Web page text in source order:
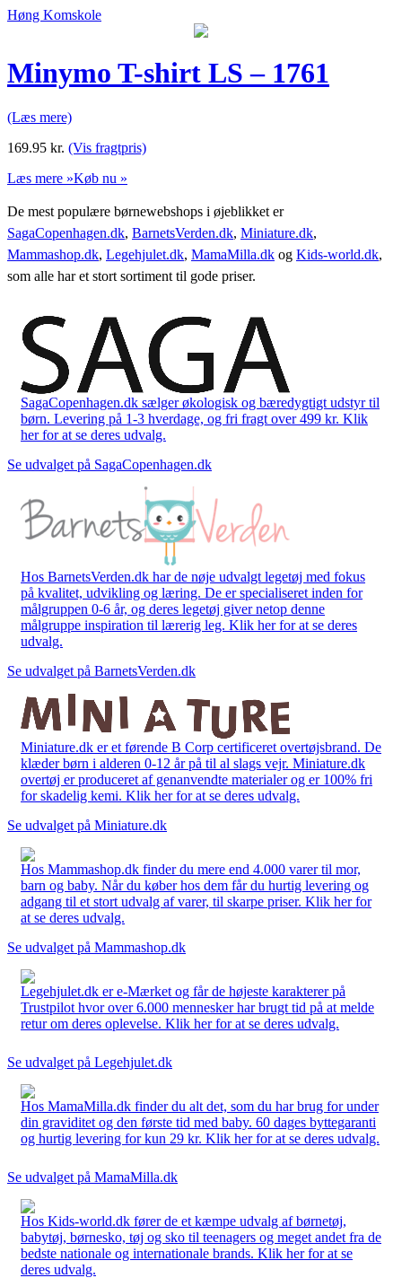
Høng Komskole
Minymo T-shirt LS – 1761
(Læs mere)
169.95 kr. (Vis fragtpris)
Læs mere »Køb nu »
De mest populære børnewebshops i øjeblikket er
SagaCopenhagen.dk, BarnetsVerden.dk, Miniature.dk,
Mammashop.dk, Legehjulet.dk, MamaMilla.dk og Kids-world.dk,
som alle har et stort sortiment til gode priser.
SagaCopenhagen.dk sælger økologisk og bæredygtigt udstyr til
børn. Levering på 1-3 hverdage, og fri fragt over 499 kr. Klik
her for at se deres udvalg.
Se udvalget på SagaCopenhagen.dk
Hos BarnetsVerden.dk har de nøje udvalgt legetøj med fokus
på kvalitet, udvikling og læring. De er specialiseret inden for
målgruppen 0-6 år, og deres legetøj giver netop denne
målgruppe inspiration til lærerig leg. Klik her for at se deres
udvalg.
Se udvalget på BarnetsVerden.dk
Miniature.dk er et førende B Corp certificeret overtøjsbrand. De
klæder børn i alderen 0-12 år på til al slags vejr. Miniature.dk
overtøj er produceret af genanvendte materialer og er 100% fri
for skadelig kemi. Klik her for at se deres udvalg.
Se udvalget på Miniature.dk
Hos Mammashop.dk finder du mere end 4.000 varer til mor,
barn og baby. Når du køber hos dem får du hurtig levering og
adgang til et stort udvalg af varer, til skarpe priser. Klik her for
at se deres udvalg.
Se udvalget på Mammashop.dk
Legehjulet.dk er e-Mærket og får de højeste karakterer på
Trustpilot hvor over 6.000 mennesker har brugt tid på at melde
retur om deres oplevelse. Klik her for at se deres udvalg.
Se udvalget på Legehjulet.dk
Hos MamaMilla.dk finder du alt det, som du har brug for under
din graviditet og den første tid med baby. 60 dages byttegaranti
og hurtig levering for kun 29 kr. Klik her for at se deres udvalg.
Se udvalget på MamaMilla.dk
Hos Kids-world.dk fører de et kæmpe udvalg af børnetøj,
babytøj, børnesko, tøj og sko til teenagers og meget andet fra de
bedste nationale og internationale brands. Klik her for at se
deres udvalg.